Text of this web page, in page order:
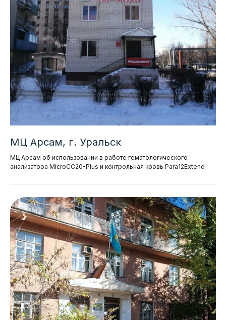
МЦ Арсам, г. Уральск
МЦ Арсам об использовании в работе гематологического
анализатора MicroCC20-Plus и контрольная кровь Para12Extend